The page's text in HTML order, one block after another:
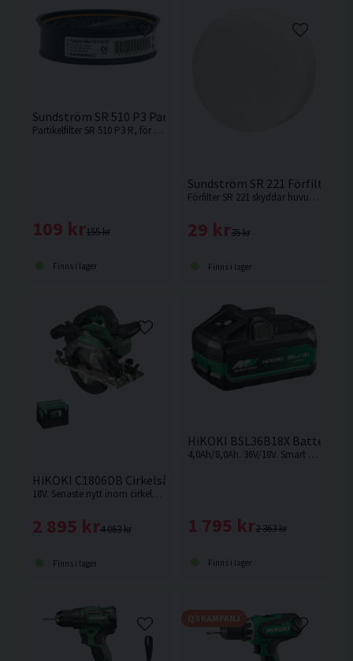
Sundström SR 510 P3 Partikelfilter
Partikelfilter SR 510 P3 R, för användning i fläkt SR 500 alternativt i Sundströms halv- eller helmasker
155 kr
109 kr
Finns i lager
Sundström SR 221 Förfilter
Förfilter SR 221 skyddar huvudfiltret mot för tidig igensättning av större partiklar.
35 kr
29 kr
Finns i lager
HiKOKI C1806DB Cirkelsåg 165mm 18V
18V. Senaste nytt inom cirkelsågar från HiKOKI. Högst kapdjup i 165mm klassen. Levereras utan batteri och laddare. Ersättaren till C18DBAL.
4 063 kr
2 895 kr
Finns i lager
HiKOKI BSL36B18X Batteri
4,0Ah/8,0Ah. 36V/18V. Smart Multivolt-batteri som ändrar volt-nivå beroende på vilken maskin som används.
2 363 kr
1 795 kr
Finns i lager
Q3 KAMPANJ